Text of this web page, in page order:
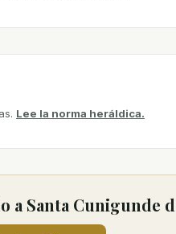
Lee la norma heráldica.
a Santa Cunigunde